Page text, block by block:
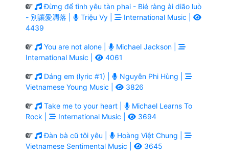
Đừng để tình yêu tàn phai - Bié ràng ài diāo luò
- 別讓愛凋落 |
Triệu Vy |
International Music |
4439
You are not alone |
Michael Jackson |
International Music |
4061
Dáng em (lyric #1) |
Nguyễn Phi Hùng |
Vietnamese Young Music |
3826
Take me to your heart |
Michael Learns To
Rock |
International Music | 3694
Đàn bà cũ tôi yêu |
Hoàng Việt Chung |
Vietnamese Sentimental Music |
3645